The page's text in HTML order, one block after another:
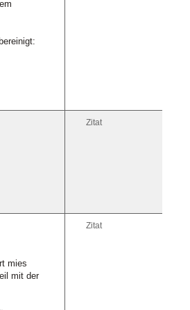
Zitat
Zitat
mies
mit der